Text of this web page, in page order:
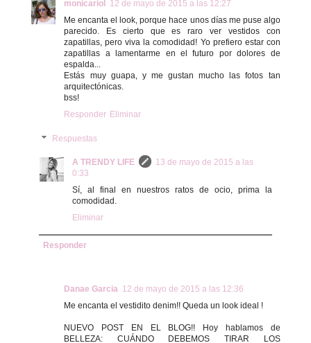
monicariol
12 de mayo de 2015 a las 12:27
Me encanta el look, porque hace unos días me puse algo
parecido. Es cierto que es raro ver vestidos con
zapatillas, pero viva la comodidad! Yo prefiero estar con
zapatillas a lamentarme en el futuro por dolores de
espalda...
Estás muy guapa, y me gustan mucho las fotos tan
arquitectónicas.
bss!
Responder Eliminar
Respuestas
A TRENDY LIFE
13 de mayo de 2015 a las
0:33
Sí, al final en nuestros ratos de ocio, prima la
comodidad.
Eliminar
Responder
Danae Garcia 12 de mayo de 2015 a las 12:36
Me encanta el vestidito denim!! Queda un look ideal !
NUEVO POST EN EL BLOG!! Hoy hablamos de
BELLEZA: CUÁNDO DEBEMOS TIRAR LOS